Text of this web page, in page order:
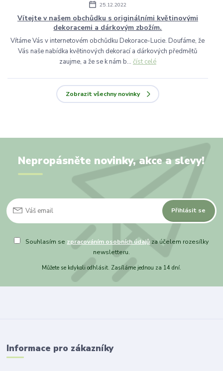
25.12.2022
Vítejte v našem obchůdku s originálními květinovými
dekoracemi a dárkovým zbožím.
Vítáme Vás v internetovém obchůdku Dekorace-Lucie. Doufáme, že
Vás naše nabídka květinových dekorací a dárkových předmětů
zaujme, a že se k nám b... číst celé
Zobrazit všechny novinky
Nepropásněte novinky, akce a slevy!
Přihlásit se
Souhlasím se zpracováním osobních údajů za účelem rozesílky
newsletteru.
Můžete se kdykoli odhlásit. Zasíláme jednou za 14 dní.
Informace pro zákazníky